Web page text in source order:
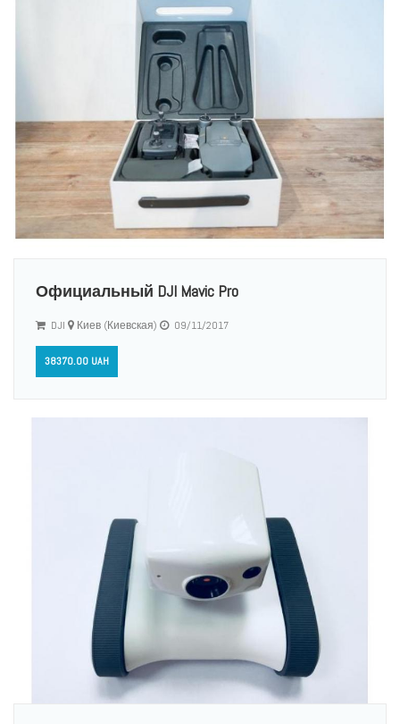
Официальный DJI Mavic Pro
DJI Киев (Киевская) 09/11/2017
38370.00 UAH